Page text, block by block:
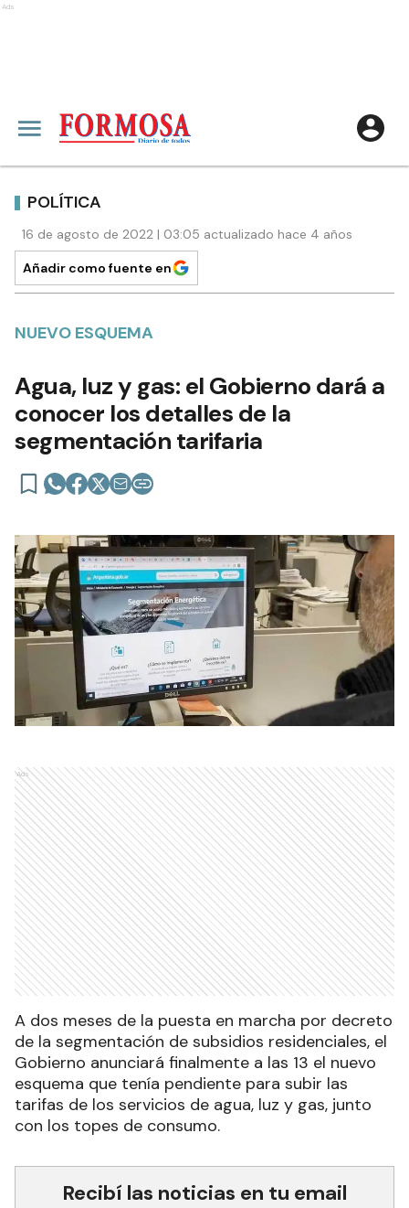
Ads
POLÍTICA
16 de agosto de 2022 | 03:05 actualizado hace 4 años
Añadir como fuente en
NUEVO ESQUEMA
Agua, luz y gas: el Gobierno dará a
conocer los detalles de la
segmentación tarifaria
Ads
A dos meses de la puesta en marcha por decreto
de la segmentación de subsidios residenciales, el
Gobierno anunciará finalmente a las 13 el nuevo
esquema que tenía pendiente para subir las
tarifas de los servicios de agua, luz y gas, junto
con los topes de consumo.
Recibí las noticias en tu email